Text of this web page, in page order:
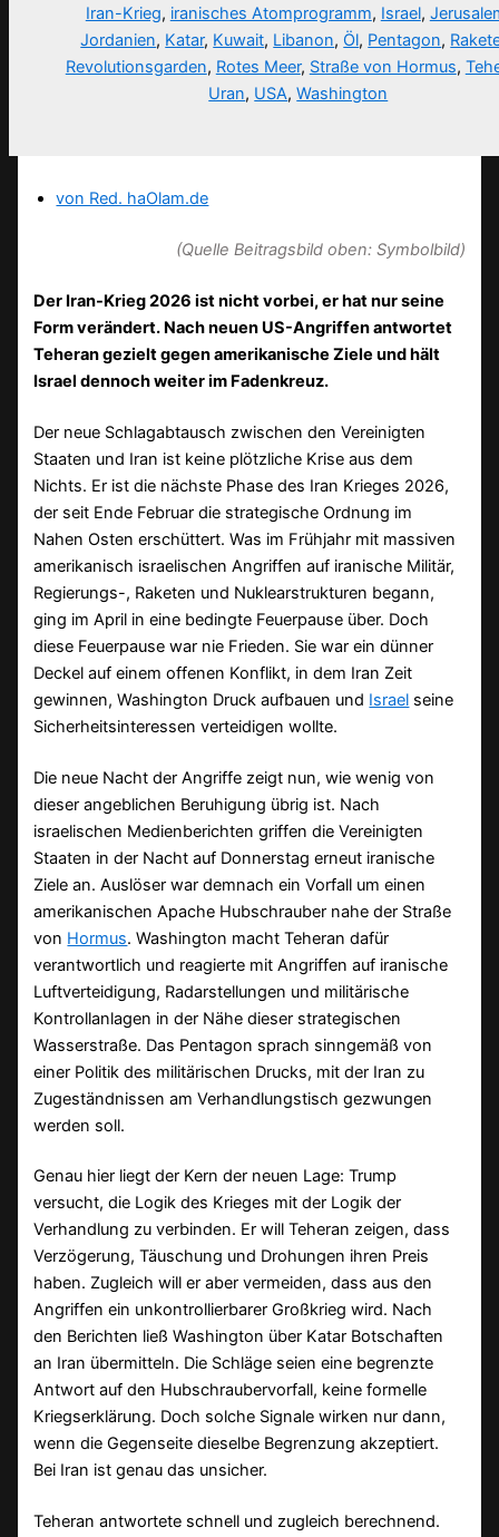
Iran-Krieg, iranisches Atomprogramm, Israel,
Jordanien, Katar, Kuwait, Libanon, Öl, Pentagon,
Revolutionsgarden, Rotes Meer, Straße von Hormus,
Uran, USA,Washington
von Red. haOlam.de
(Quelle Beitragsbild oben: Symbolbild)
Der Iran-Krieg 2026 ist nicht vorbei, er hat nur seine
Form verändert. Nach neuen US-Angriffen antwortet
Teheran gezielt gegen amerikanische Ziele und hält
Israel dennoch weiter im Fadenkreuz.
Der neue Schlagabtausch zwischen den Vereinigten
Staaten und Iran ist keine plötzliche Krise aus dem
Nichts. Er ist die nächste Phase des Iran Krieges 2026,
der seit Ende Februar die strategische Ordnung im
Nahen Osten erschüttert. Was im Frühjahr mit massiven
amerikanisch israelischen Angriffen auf iranische Militär,
Regierungs-, Raketen und Nuklearstrukturen begann,
ging im April in eine bedingte Feuerpause über. Doch
diese Feuerpause war nie Frieden. Sie war ein dünner
Deckel auf einem offenen Konflikt, in dem Iran Zeit
gewinnen, Washington Druck aufbauen und Israel seine
Sicherheitsinteressen verteidigen wollte.
Die neue Nacht der Angriffe zeigt nun, wie wenig von
dieser angeblichen Beruhigung übrig ist. Nach
israelischen Medienberichten griffen die Vereinigten
Staaten in der Nacht auf Donnerstag erneut iranische
Ziele an. Auslöser war demnach ein Vorfall um einen
amerikanischen Apache Hubschrauber nahe der Straße
von Hormus. Washington macht Teheran dafür
verantwortlich und reagierte mit Angriffen auf iranische
Luftverteidigung, Radarstellungen und militärische
Kontrollanlagen in der Nähe dieser strategischen
Wasserstraße. Das Pentagon sprach sinngemäß von
einer Politik des militärischen Drucks, mit der Iran zu
Zugeständnissen am Verhandlungstisch gezwungen
werden soll.
Genau hier liegt der Kern der neuen Lage: Trump
versucht, die Logik des Krieges mit der Logik der
Verhandlung zu verbinden. Er will Teheran zeigen, dass
Verzögerung, Täuschung und Drohungen ihren Preis
haben. Zugleich will er aber vermeiden, dass aus den
Angriffen ein unkontrollierbarer Großkrieg wird. Nach
den Berichten ließ Washington über Katar Botschaften
an Iran übermitteln. Die Schläge seien eine begrenzte
Antwort auf den Hubschraubervorfall, keine formelle
Kriegserklärung. Doch solche Signale wirken nur dann,
wenn die Gegenseite dieselbe Begrenzung akzeptiert.
Bei Iran ist genau das unsicher.
Teheran antwortete schnell und zugleich berechnend.